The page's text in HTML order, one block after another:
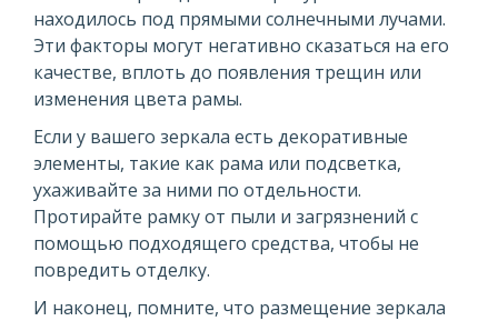
находилось под прямыми солнечными лучами.
Эти факторы могут негативно сказаться на его
качестве, вплоть до появления трещин или
изменения цвета рамы.
Если у вашего зеркала есть декоративные
элементы, такие как рама или подсветка,
ухаживайте за ними по отдельности.
Протирайте рамку от пыли и загрязнений с
помощью подходящего средства, чтобы не
повредить отделку.
И наконец, помните, что размещение зеркала